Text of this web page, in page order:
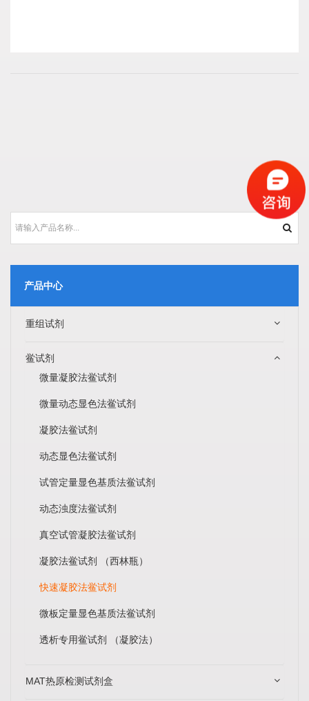
产品中心
重组试剂
鲎试剂
微量凝胶法鲎试剂
微量动态显色法鲎试剂
凝胶法鲎试剂
动态显色法鲎试剂
试管定量显色基质法鲎试剂
动态浊度法鲎试剂
真空试管凝胶法鲎试剂
凝胶法鲎试剂 （西林瓶）
快速凝胶法鲎试剂
微板定量显色基质法鲎试剂
透析专用鲎试剂 （凝胶法）
MAT热原检测试剂盒